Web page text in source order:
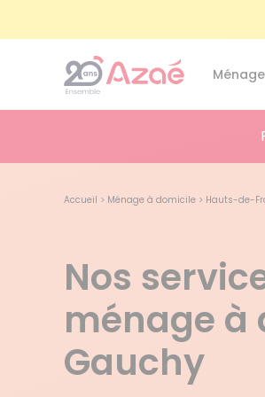
Accueil > Ménage à domicile > Hauts-de-
Nos
ménage à
Gauchy